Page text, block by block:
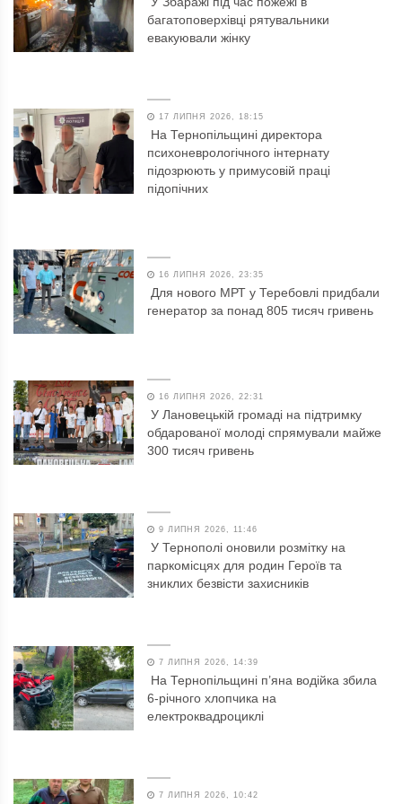
багатоповерхівці рятувальники
евакуювали жінку
17 ЛИПНЯ 2026, 18:15
На Тернопільщині директора
психоневрологічного інтернату
підозрюють у примусовій праці
підопічних
16 ЛИПНЯ 2026, 23:35
Для нового МРТ у Теребовлі придбали
генератор за понад 805 тисяч гривень
16 ЛИПНЯ 2026, 22:31
У Лановецькій громаді на підтримку
обдарованої молоді спрямували майже
300 тисяч гривень
9 ЛИПНЯ 2026, 11:46
У Тернополі оновили розмітку на
паркомісцях для родин Героїв та
зниклих безвісти захисників
7 ЛИПНЯ 2026, 14:39
На Тернопільщині п’яна водійка збила
6-річного хлопчика на
електроквадроциклі
7 ЛИПНЯ 2026, 10:42